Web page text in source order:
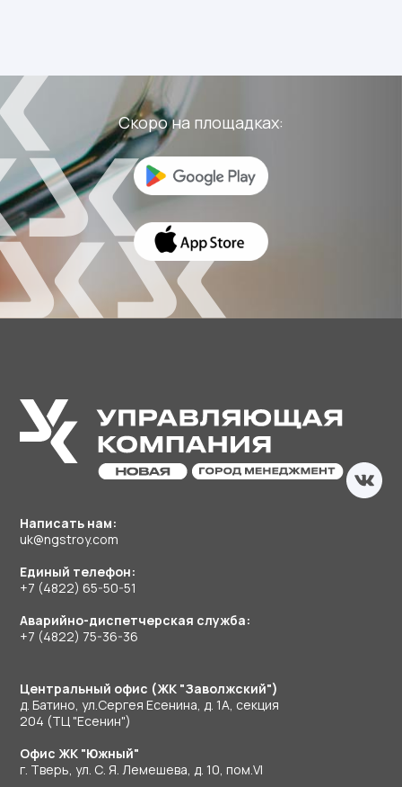
Скоро на площадках:
Написать нам:
uk@ngstroy.com
Единый телефон:
+7 (4822) 65-50-51
Аварийно-диспетчерская служба:
+7 (4822) 75-36-36
Центральный офис (ЖК "Заволжский")
д. Батино, ул.Сергея Есенина, д. 1А, секция
204 (ТЦ "Есенин")
Офис ЖК "Южный"
г. Тверь, ул. С. Я. Лемешева, д. 10, пом.VI